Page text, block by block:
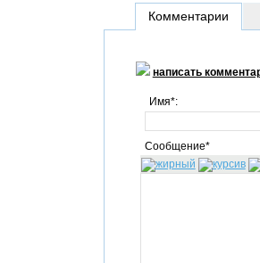
Комментарии
написать
Имя*:
Сообщение*